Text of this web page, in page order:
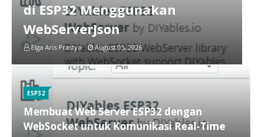
di ESP32 Menggunakan
WebServerJson
Elga Aris Prastyo August 05, 2026
ESP32
Membuat Web Server ESP32 dengan
WebSocket untuk Komunikasi Real-Time